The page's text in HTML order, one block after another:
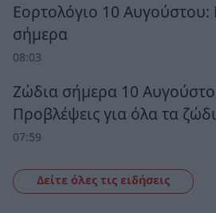
Εορτολόγιο 10 Αυγούστου:
σήμερα
08:03
Ζώδια σήμερα 10
Προβλέψεις για όλα τα
07:59
Δείτε όλες τις ειδήσεις